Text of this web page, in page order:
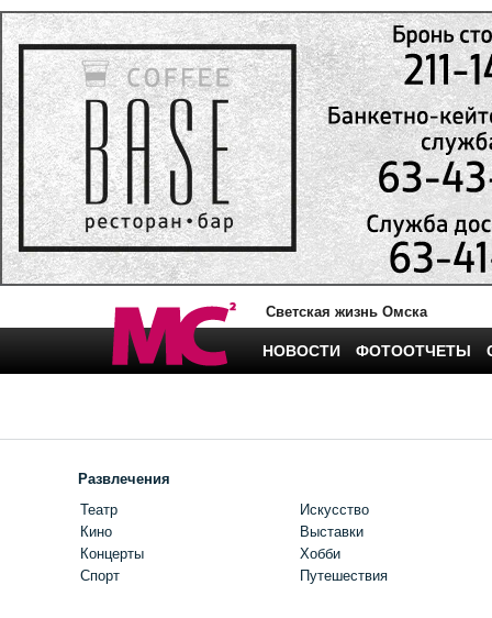
Светская жизнь Омска
НОВОСТИ ФОТООТЧЕТЫ
Развлечения
Театр
Кино
Концерты
Спорт
Искусство
Выставки
Хобби
Путешествия